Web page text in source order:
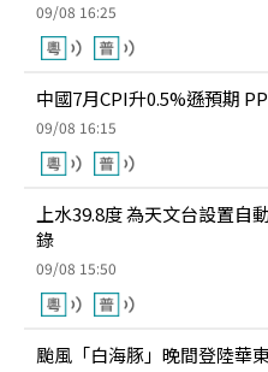
09/08 16:25
中國7月CPI升0.5%遜預期
09/08 16:15
上水39.8度 為天文台設置自
錄
09/08 15:50
颱風「白海豚」晚間登陸華